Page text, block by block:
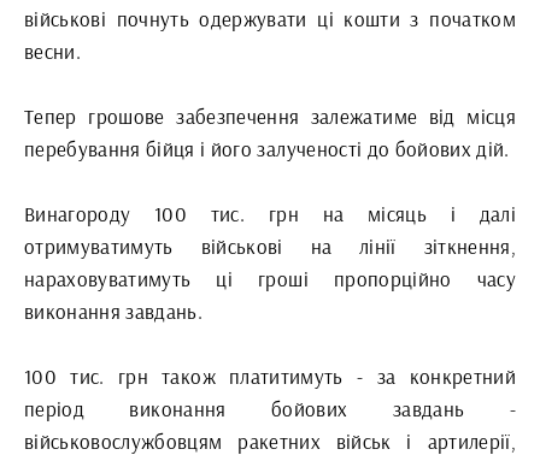
військові почнуть одержувати ці кошти з початком
весни.
Тепер грошове забезпечення залежатиме від місця
перебування бійця і його залученості до бойових дій.
Винагороду 100 тис. грн на місяць і далі
отримуватимуть військові на лінії зіткнення,
нараховуватимуть ці гроші пропорційно часу
виконання завдань.
100 тис. грн також платитимуть - за конкретний
період виконання бойових завдань -
військовослужбовцям ракетних військ і артилерії,